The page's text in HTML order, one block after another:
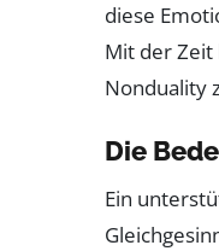
diese
Mit der Zeit
Nonduality
Die
Ein